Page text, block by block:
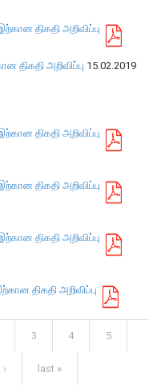
சாலை
திகதி அறிவிப்பு
15.02.2019
அறிவிப்பு
திகதி அறிவிப்பு
திகதி அறிவிப்பு
திகதி அறிவிப்பு
திகதி அறிவிப்பு
3 4 5
last »